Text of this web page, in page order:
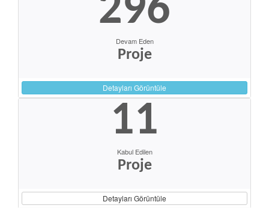
296
Devam Eden
Proje
Detayları Görüntüle
11
Kabul Edilen
Proje
Detayları Görüntüle